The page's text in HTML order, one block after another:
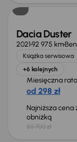
Dacia Duster
202192 975 km
Książka serwisowa
+6 kolejnych
Miesięczna rata
od 298 zł
Najniższa cena
obniżką
50 700 zł
Taniej o 2 000 zł